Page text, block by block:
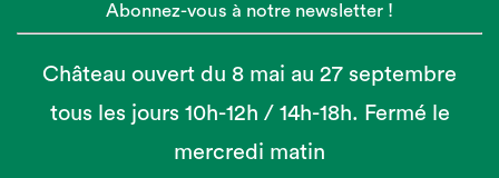
Abonnez-vous à notre newsletter !
Château ouvert du 8 mai au 27 septembre
tous les jours 10h-12h / 14h-18h. Fermé le
mercredi matin